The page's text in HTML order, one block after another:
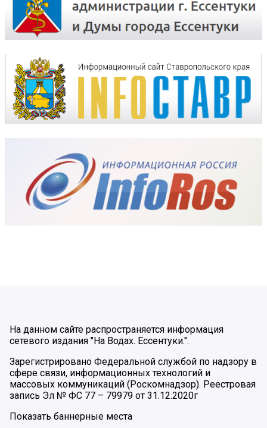
На данном сайте распространяется информация
сетевого издания "На Водах. Ессентуки.".
Зарегистрировано Федеральной службой по надзору в
сфере связи, информационных технологий и
массовых коммуникаций (Роскомнадзор). Реестровая
запись Эл № ФС 77 – 79979 от 31.12.2020г
Показать баннерные места